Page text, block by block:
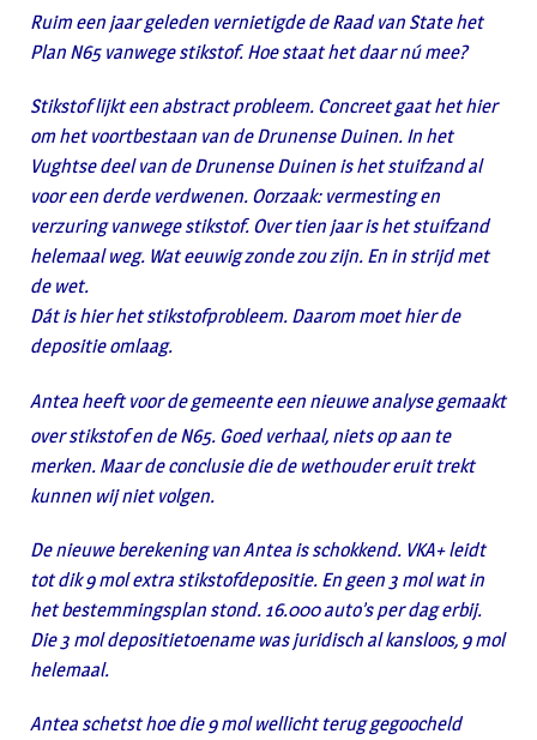
Ruim een jaar geleden vernietigde de Raad van State het
Plan N65 vanwege stikstof. Hoe staat het daar nú mee?
Stikstof lijkt een abstract probleem. Concreet gaat het hier
om het voortbestaan van de Drunense Duinen. In het
Vughtse deel van de Drunense Duinen is het stuifzand al
voor een derde verdwenen. Oorzaak: vermesting en
verzuring vanwege stikstof. Over tien jaar is het stuifzand
helemaal weg. Wat eeuwig zonde zou zijn. En in strijd met
de wet.
Dát is hier het stikstofprobleem. Daarom moet hier de
depositie omlaag.
Antea heeft voor de gemeente een nieuwe analyse gemaakt
over stikstof en de N65. Goed verhaal, niets op aan te
merken. Maar de conclusie die de wethouder eruit trekt
kunnen wij niet volgen.
De nieuwe berekening van Antea is schokkend. VKA+ leidt
tot dik 9 mol extra stikstofdepositie. En geen 3 mol wat in
het bestemmingsplan stond. 16.000 auto’s per dag erbij.
Die 3 mol depositietoename was juridisch al kansloos, 9 mol
helemaal.
Antea schetst hoe die 9 mol wellicht terug gegoocheld